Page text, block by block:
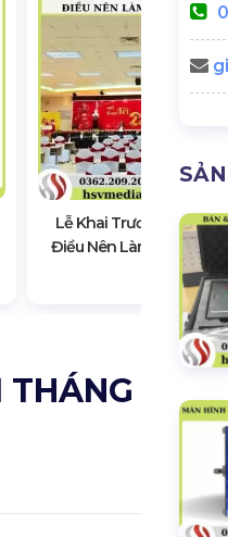
Lễ Khai Trương Đầu
Điều Nên Làm & Cần
THÁNG